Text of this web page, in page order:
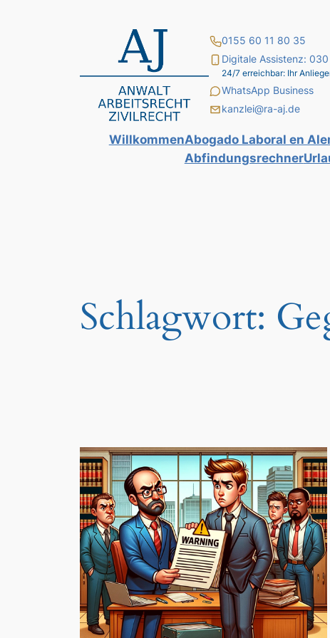
0155 60 11 80 35
Digitale Assistenz:
24/7 erreichbar: Ihr
WhatsApp Business
kanzlei@ra-aj.de
WillkommenAbogado Laboral en
Abfindungsrechner
Schlagwort: